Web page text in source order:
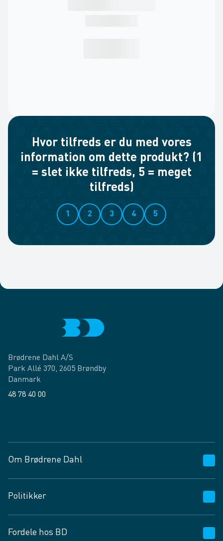
Hvor tilfreds er du med vores
information om dette produkt? (1
= slet ikke tilfreds, 5 = meget
tilfreds)
1 2 3 4 5
Brødrene Dahl A/S
Park Allé 370, 2605 Brøndby
Danmark
48 78 40 00
Om Brødrene Dahl
Vagttelefon 30 10 89 89
Spørgsmål og svar
Job og karriere
Politikker
Privatlivspolitik
Fordele hos BD